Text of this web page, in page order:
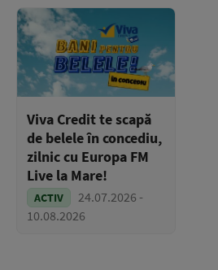
Viva Credit te scapă
de belele în concediu,
zilnic cu Europa FM
Live la Mare!
ACTIV
24.07.2026 -
10.08.2026